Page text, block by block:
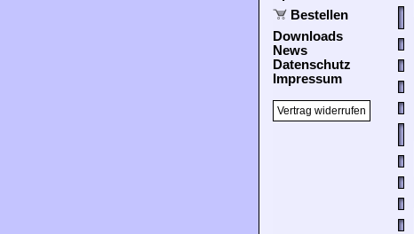
Bestellen
Downloads
News
Datenschutz
Impressum
Vertrag widerrufen